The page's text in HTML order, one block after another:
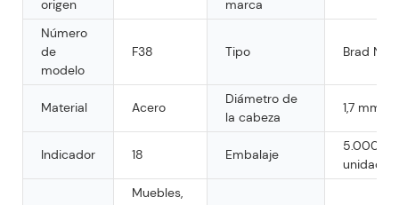
origen
marca
Número
de
modelo
F38 Tipo Brad Nail
Material Acero
Diámetro de
la cabeza
1,7 mm-
Indicador 18 Embalaje
5.000
Muebles,